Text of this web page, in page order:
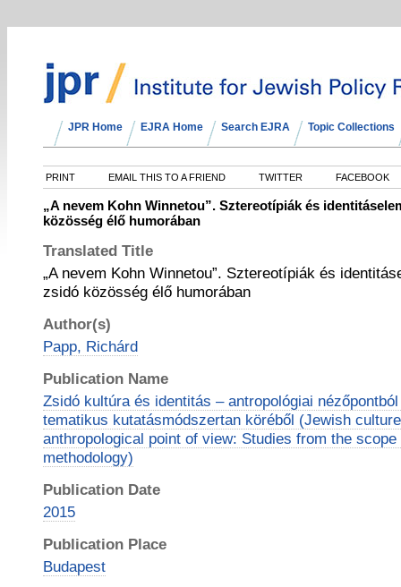
JPR Home EJRA Home Search EJRA Topic Collections
PRINT EMAIL THIS TO A FRIEND TWITTER FACEBOOK
„A nevem Kohn Winnetou”. Sztereotípiák és
közösség élő humorában
Translated Title
„A nevem Kohn Winnetou”. Sztereotípiák és
zsidó közösség élő humorában
Author(s)
Papp, Richárd
Publication Name
Zsidó kultúra és identitás – antropológiai
tematikus kutatásmódszertan köréből (Jewish
anthropological point of view: Studies from the
methodology)
Publication Date
2015
Publication Place
Budapest